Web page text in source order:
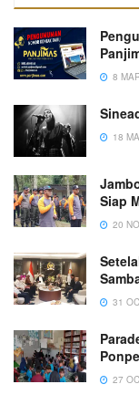
8
18
Siap
20
31
27